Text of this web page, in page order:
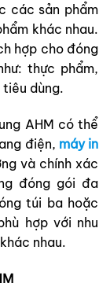
các sản phẩm
khác nhau.
hợp cho đóng
thực phẩm,
dùng.
AHM có thể
điện, máy in
và chính xác
đóng gói đa
túi ba hoặc
hợp với nhu
nhau.